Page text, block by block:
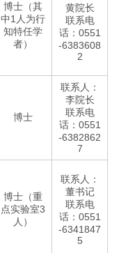
博士（其
中1人为行
知特任学
者）
黄院长
联系电
话：0551
-6383608
2
博士
联系人：
李院长
联系电
话：0551
-6382862
7
博士（重
点实验室3
人）
联系人：
董书记
联系电
话：0551
-6341847
5